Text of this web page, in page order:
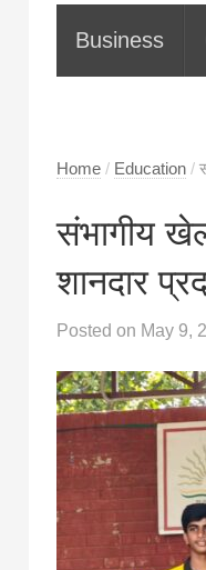
Business
Home / Education /
संभागीय
शानदार
Posted on May 9,